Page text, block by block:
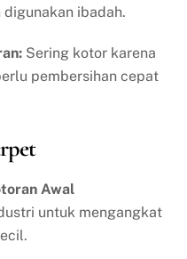
ibadah.
Sering kotor karena
pembersihan cepat
Awal
untuk mengangkat